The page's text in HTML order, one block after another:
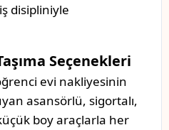
disipliniyle
Seçenekleri
evi nakliyesinin
asansörlü, sigortalı,
boy araçlarla her